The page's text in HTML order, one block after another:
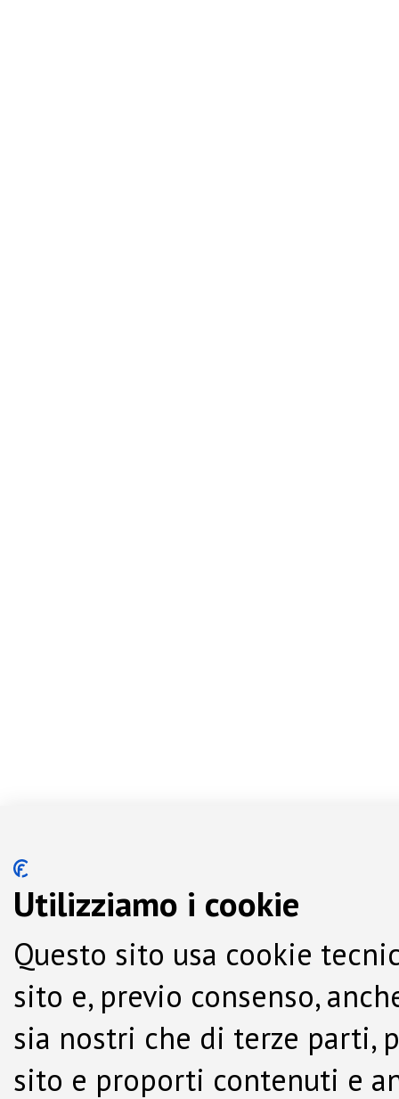
Utilizziamo i cookie
Questo sito usa cookie
sito e, previo consenso,
sia nostri che di terze parti,
sito e proporti contenuti e